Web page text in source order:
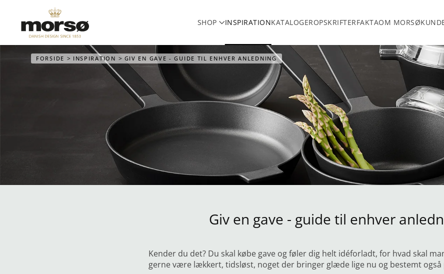
Skip to main content SHOP INSPIRATIONKATALOGEROPSKRIFTERFAKTAOM MORSØ
FORSIDE INSPIRATION GIV EN GAVE - GUIDE TIL ENHVER ANLEDNING
Giv en gave - guide til enhver
Kender du det? Du skal købe gave og føler dig helt idéforladt, for hvad skal
gerne være lækkert, tidsløst, noget der bringer glæde lige nu og bestemt